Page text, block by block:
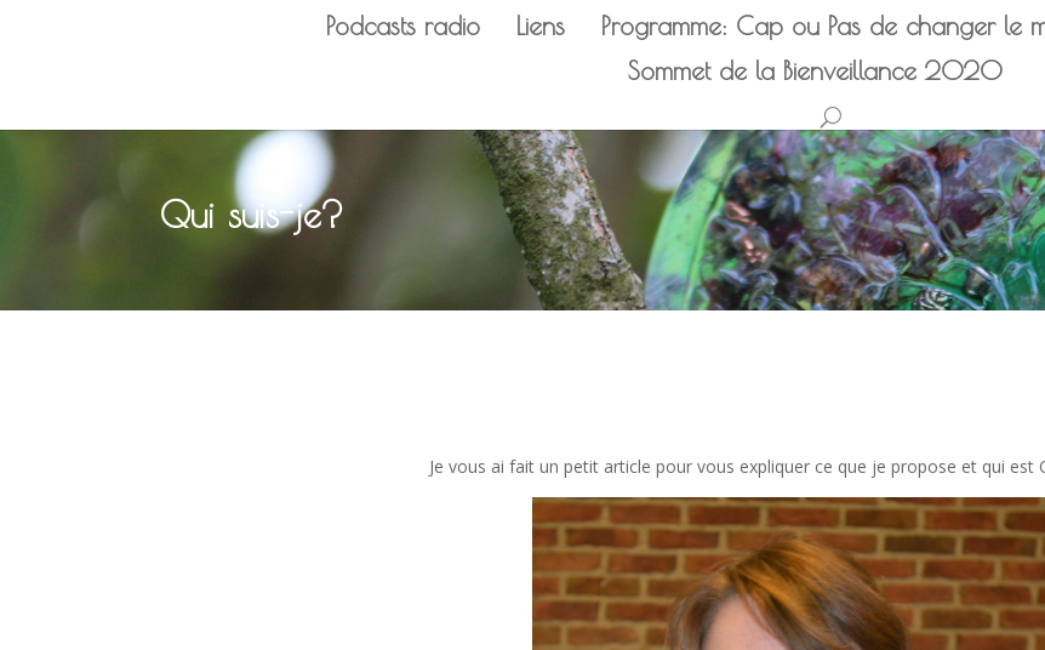
Podcasts radio
Liens
Programme: Cap ou Pas de changer le
Sommet de la Bienveillance 2020
Qui suis-je?
Je vous ai fait un petit article pour vous expliquer ce que je propose et qui est